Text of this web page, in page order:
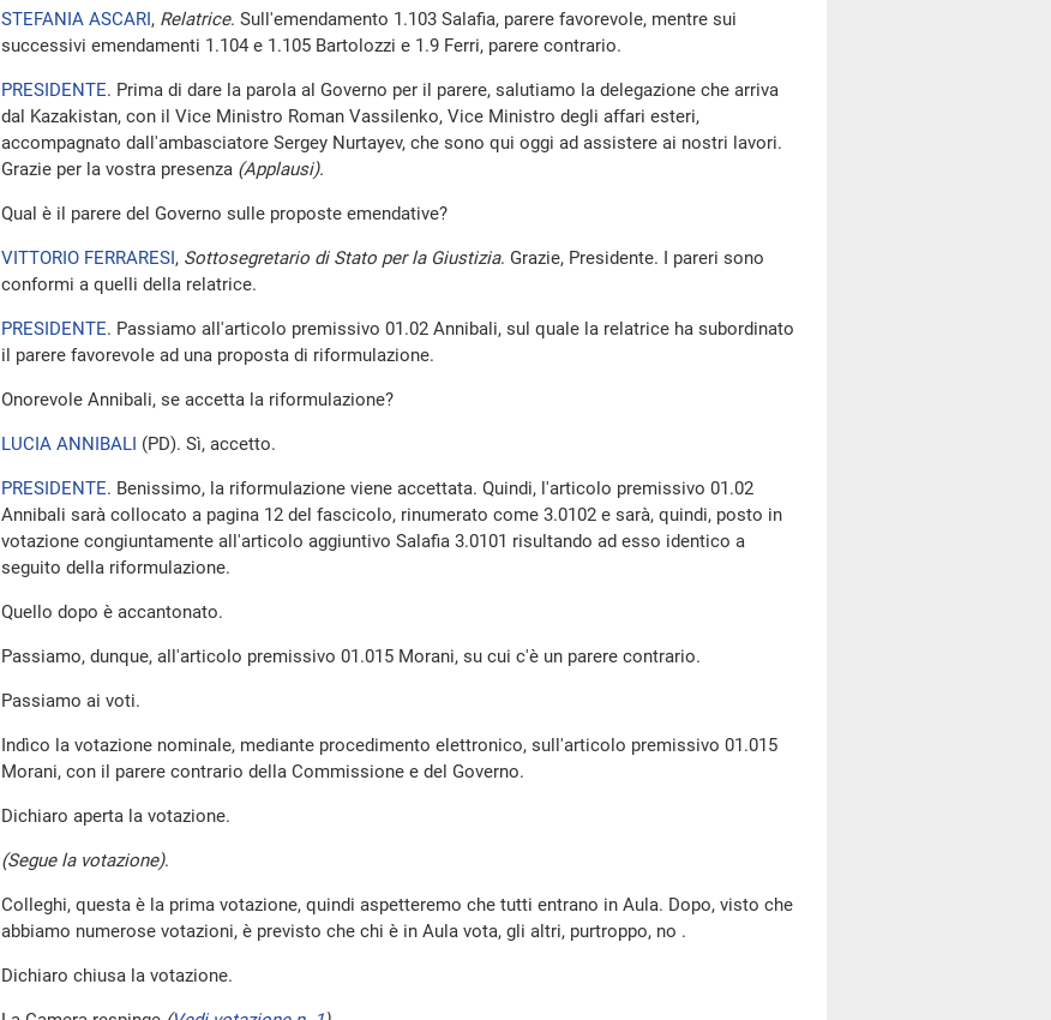
STEFANIA ASCARI, Relatrice. Sull'emendamento 1.103 Salafia, parere favorevole, mentre sui
successivi emendamenti 1.104 e 1.105 Bartolozzi e 1.9 Ferri, parere contrario.
PRESIDENTE. Prima di dare la parola al Governo per il parere, salutiamo la delegazione che arriva
dal Kazakistan, con il Vice Ministro Roman Vassilenko, Vice Ministro degli affari esteri,
accompagnato dall'ambasciatore Sergey Nurtayev, che sono qui oggi ad assistere ai nostri lavori.
Grazie per la vostra presenza (Applausi).
Qual è il parere del Governo sulle proposte emendative?
VITTORIO FERRARESI, Sottosegretario di Stato per la Giustizia. Grazie, Presidente. I pareri sono
conformi a quelli della relatrice.
PRESIDENTE. Passiamo all'articolo premissivo 01.02 Annibali, sul quale la relatrice ha subordinato
il parere favorevole ad una proposta di riformulazione.
Onorevole Annibali, se accetta la riformulazione?
LUCIA ANNIBALI (PD). Sì, accetto.
PRESIDENTE. Benissimo, la riformulazione viene accettata. Quindi, l'articolo premissivo 01.02
Annibali sarà collocato a pagina 12 del fascicolo, rinumerato come 3.0102 e sarà, quindi, posto in
votazione congiuntamente all'articolo aggiuntivo Salafia 3.0101 risultando ad esso identico a
seguito della riformulazione.
Quello dopo è accantonato.
Passiamo, dunque, all'articolo premissivo 01.015 Morani, su cui c'è un parere contrario.
Passiamo ai voti.
Indìco la votazione nominale, mediante procedimento elettronico, sull'articolo premissivo 01.015
Morani, con il parere contrario della Commissione e del Governo.
Dichiaro aperta la votazione.
(Segue la votazione).
Colleghi, questa è la prima votazione, quindi aspetteremo che tutti entrano in Aula. Dopo, visto che
abbiamo numerose votazioni, è previsto che chi è in Aula vota, gli altri, purtroppo, no .
Dichiaro chiusa la votazione.